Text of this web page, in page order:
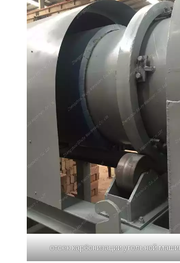
отсек карбонизации угольной